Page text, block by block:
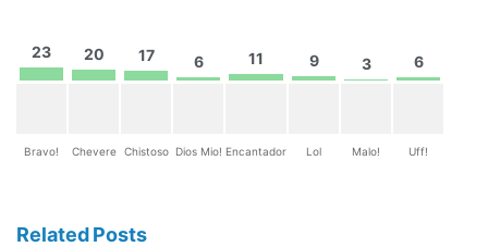
23
Bravo!
20
Chevere
17
Chistoso
6
Dios Mio!
11
Encantador
9
Lol
3
Malo!
6
Uff!
Related Posts